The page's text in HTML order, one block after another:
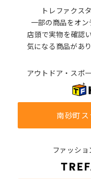
トレファクス
一部の商品をオン
店頭で実物を確認
気になる商品があ
アウトドア・スポ
南砂町
ファッシ